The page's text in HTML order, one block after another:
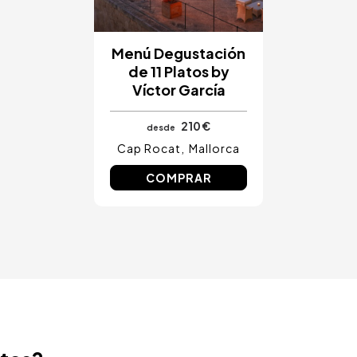
Menú Degustación
de 11 Platos by
Víctor García
desde
210 €
Cap Rocat
Mallorca
COMPRAR